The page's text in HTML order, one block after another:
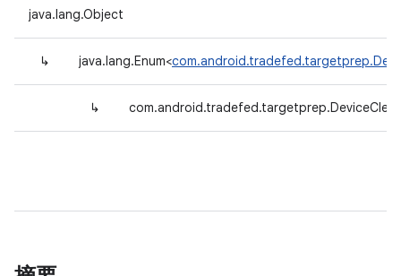
java.lang.Object
↳ java.lang.Enum<
↳